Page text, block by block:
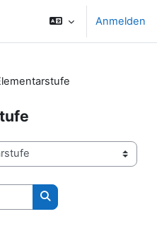
Anmelden
Kurse suchen